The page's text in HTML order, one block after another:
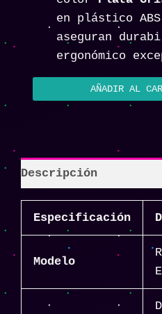
en plástico
aseguran
ergonómico
AÑADIR AL
Descripción
Especificación
Modelo